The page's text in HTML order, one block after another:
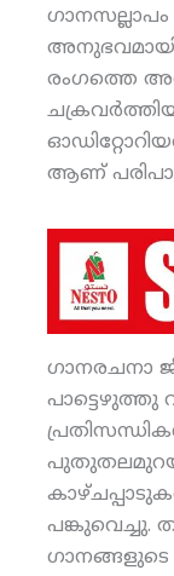
ഗാനസല്ലാപം
രംഗത്തെ
ആണ്
ഗാനരചനാ
പാട്ടെഴുത്തു
പങ്കുവെച്ചു.
ഗാനങ്ങളുടെ